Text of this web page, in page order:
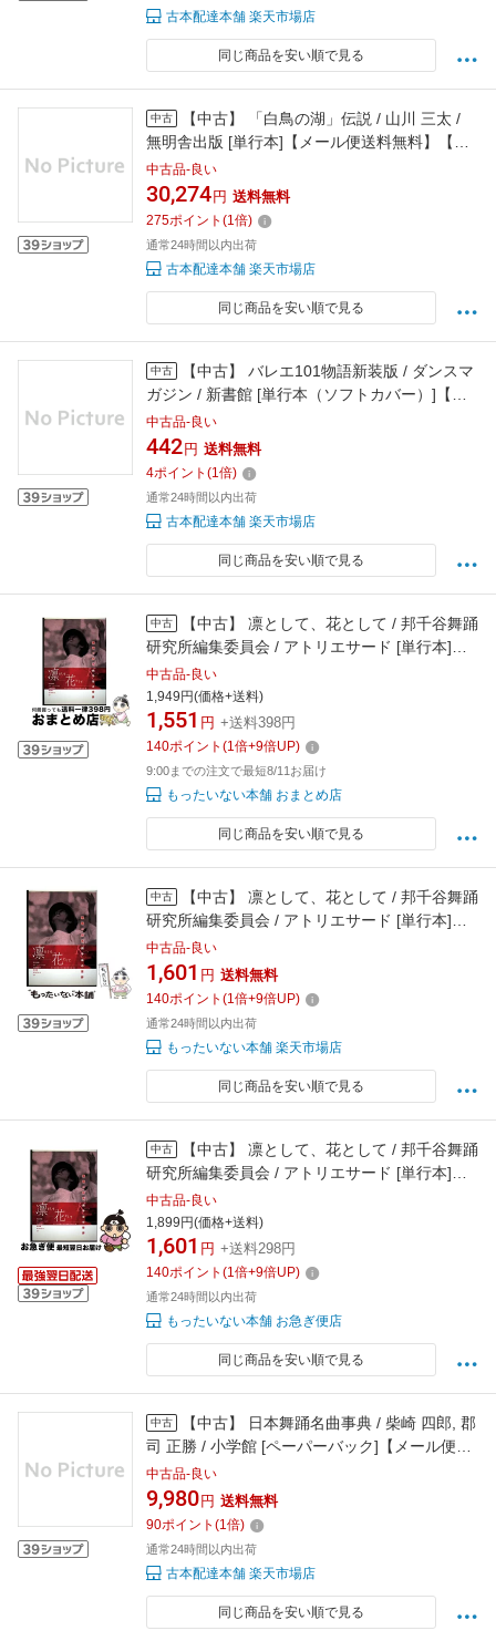
古本配達本舗 楽天市場店
同じ商品を安い順で見る
中古
【中古】 「白鳥の湖」伝説 / 山川 三太 /
無明舎出版 [単行本]【メール便送料無料】【最
短翌日配達対応】
中古品-良い
30,274 円 送料無料
275ポイント (1倍)
通常24時間以内出荷
古本配達本舗 楽天市場店
同じ商品を安い順で見る
中古
【中古】 バレエ101物語新装版 / ダンスマ
ガジン / 新書館 [単行本（ソフトカバー）]【メ
ール便送料無料】【最短翌日配達対応】
中古品-良い
442 円 送料無料
4ポイント (1倍)
通常24時間以内出荷
古本配達本舗 楽天市場店
同じ商品を安い順で見る
中古
【中古】 凛として、花として / 邦千谷舞踊
研究所編集委員会 / アトリエサード [単行本]
【宅配便出荷】
中古品-良い
1,949円(価格+送料)
1,551 円 +送料398円
140ポイント (1倍+9倍UP)
9:00までの注文で最短8/11お届け
もったいない本舗 おまとめ店
同じ商品を安い順で見る
中古
【中古】 凛として、花として / 邦千谷舞踊
研究所編集委員会 / アトリエサード [単行本]
【メール便送料無料】【最短翌日配達対応】
中古品-良い
1,601 円 送料無料
140ポイント (1倍+9倍UP)
通常24時間以内出荷
もったいない本舗 楽天市場店
同じ商品を安い順で見る
中古
【中古】 凛として、花として / 邦千谷舞踊
研究所編集委員会 / アトリエサード [単行本]
【ネコポス発送】
中古品-良い
1,899円(価格+送料)
1,601 円 +送料298円
140ポイント (1倍+9倍UP)
通常24時間以内出荷
もったいない本舗 お急ぎ便店
同じ商品を安い順で見る
中古
【中古】 日本舞踊名曲事典 / 柴崎 四郎, 郡
司 正勝 / 小学館 [ペーパーバック]【メール便送
料無料】【最短翌日配達対応】
中古品-良い
9,980 円 送料無料
90ポイント (1倍)
通常24時間以内出荷
古本配達本舗 楽天市場店
同じ商品を安い順で見る